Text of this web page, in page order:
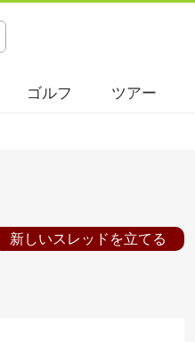
ゴルフ ツアー
新しいスレッドを立てる